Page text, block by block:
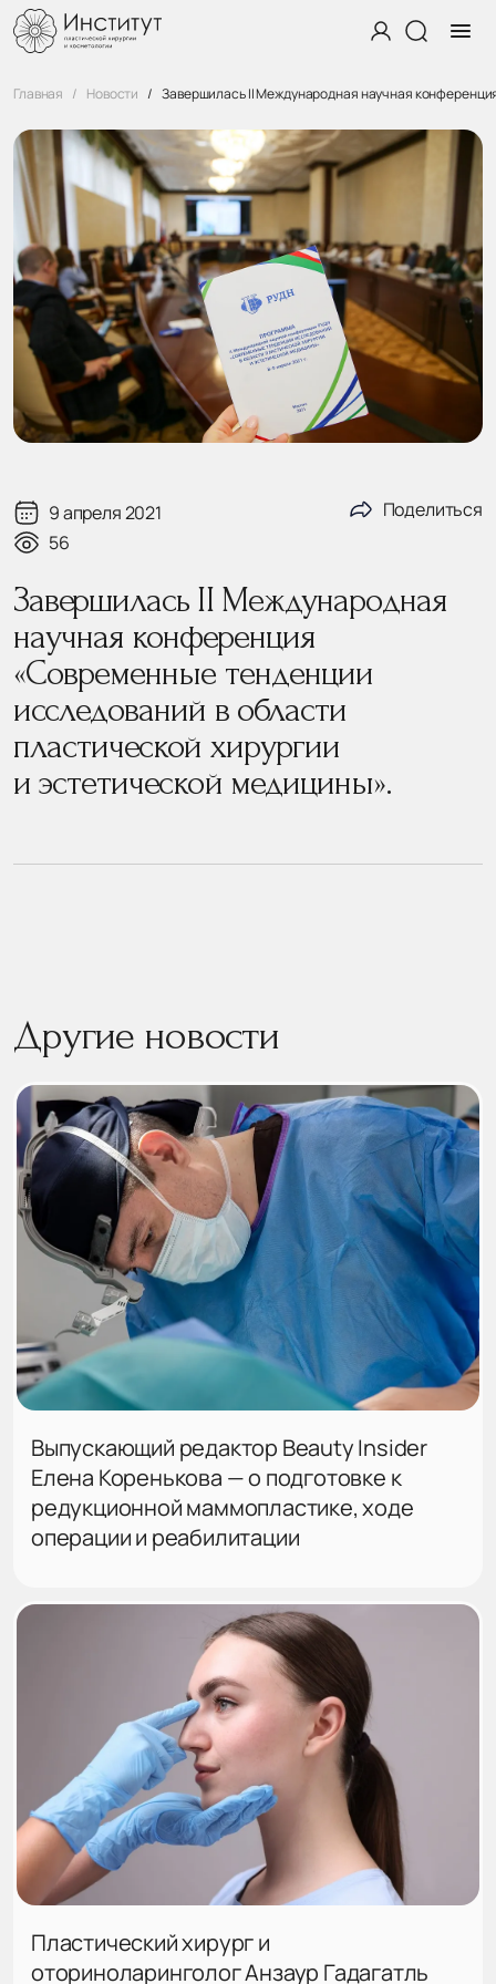
Главная Новости Завершилась II Международная научная
9 апреля 2021
56
Поделиться
Завершилась II Международная
научная конференция
«Современные тенденции
исследований в области
пластической хирургии
и эстетической медицины».
Другие новости
Выпускающий редактор Beauty Insider
Елена Коренькова — о подготовке к
редукционной маммопластике, ходе
операции и реабилитации
Пластический хирург и
оториноларинголог Анзаур Гадагатль